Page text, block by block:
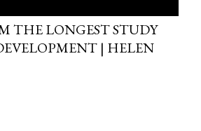
THE LONGEST STUDY
| HELEN